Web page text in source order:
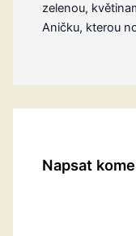
zelenou,
Aničku, kterou
Napsat